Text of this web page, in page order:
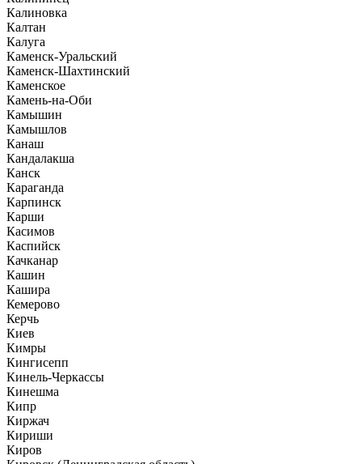
Калиновка
Калтан
Калуга
Каменск-Уральский
Каменск-Шахтинский
Каменское
Камень-на-Оби
Камышин
Камышлов
Канаш
Кандалакша
Канск
Караганда
Карпинск
Карши
Касимов
Каспийск
Качканар
Кашин
Кашира
Кемерово
Керчь
Киев
Кимры
Кингисепп
Кинель-Черкассы
Кинешма
Кипр
Киржач
Кириши
Киров